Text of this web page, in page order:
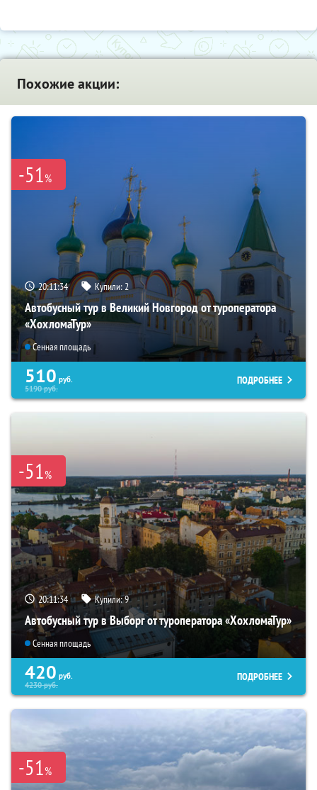
Похожие акции:
-51%
20:11:33 Купили:2
Автобусный тур в Великий Новгород от туроператора
«ХохломаТур»
Сенная площадь
510 руб.
5190руб.
ПОДРОБНЕЕ
-51%
20:11:33 Купили:9
Автобусный тур в Выборг от туроператора «ХохломаТур»
Сенная площадь
420 руб.
4230руб.
ПОДРОБНЕЕ
-51%